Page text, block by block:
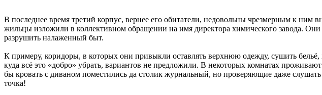
В последнее время третий корпус, вернее его обитатели, недовольны чрезмерным к ним
жильцы из­ложили в коллективном обращении на имя директора химического завода.
разрушить налаженный быт.
К примеру, коридоры, в которых они привыкли оставлять верхнюю одежду, сушить
куда всё это «добро» убрать, вариантов не предложили. В некоторых комнатах
бы кровать с диваном поместились да столик журнальный, но проверяющие даже
точка!